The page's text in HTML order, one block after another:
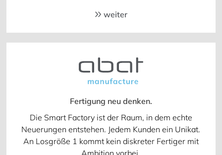
weiter
Fertigung neu denken.
Die Smart Factory ist der Raum, in dem echte
Neuerungen entstehen. Jedem Kunden ein Unikat.
An Losgröße 1 kommt kein diskreter Fertiger mit